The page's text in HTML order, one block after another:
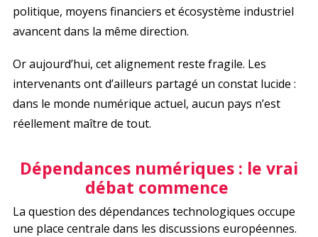
politique, moyens financiers et écosystème industriel
avancent dans la même direction.
Or aujourd’hui, cet alignement reste fragile. Les
intervenants ont d’ailleurs partagé un constat lucide :
dans le monde numérique actuel, aucun pays n’est
réellement maître de tout.
Dépendances numériques : le vrai
débat commence
La question des dépendances technologiques occupe
une place centrale dans les discussions européennes.